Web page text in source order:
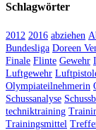
Schlagwörter
2012 2016 abziehen
Bundesliga Doreen
Finale Flinte Gewehr
Luftgewehr
Olympiateilnehmerin
Schussanalyse
techniktraining
Trainingsmittel